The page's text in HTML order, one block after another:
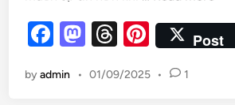
F
c
M
to
T
e
Pi
er
Post
byadmin • 01/09/2025 • 1